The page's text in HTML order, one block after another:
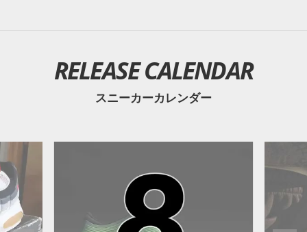
RELEASE CALENDAR
スニーカーカレンダー